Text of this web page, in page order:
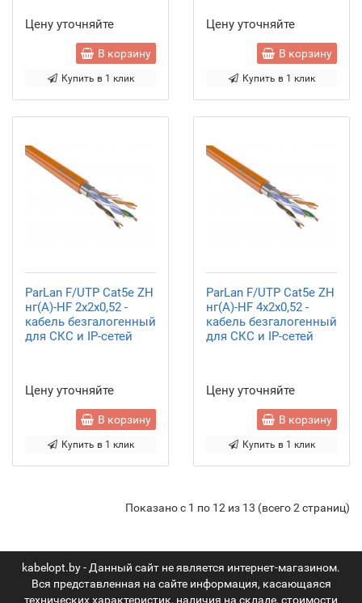
Цену уточняйте
В корзину
Купить в 1 клик
Цену уточняйте
В корзину
Купить в 1 клик
ParLan F/UTP Cat5e ZH
нг(А)-HF 2х2х0,52 -
кабель безгалогенный
для СКС и IP-сетей
Цену уточняйте
В корзину
Купить в 1 клик
ParLan F/UTP Cat5e ZH
нг(А)-HF 4х2х0,52 -
кабель безгалогенный
для СКС и IP-сетей
Цену уточняйте
В корзину
Купить в 1 клик
Показано с 1 по 12 из 13 (всего 2 страниц)
kabelopt.by - Данный сайт не является интернет-магазином.
Вся представленная на сайте информация, касающаяся
технических характеристик, наличия на складе, стоимости